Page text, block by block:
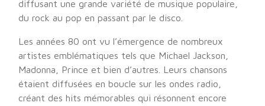
diffusant une grande variété de musique populaire,
du rock au pop en passant par le disco.
Les années 80 ont vu l’émergence de nombreux
artistes emblématiques tels que Michael Jackson,
Madonna, Prince et bien d’autres. Leurs chansons
étaient diffusées en boucle sur les ondes radio,
créant des hits mémorables qui résonnent encore